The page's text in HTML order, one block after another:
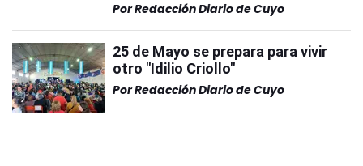
PorRedacción Diario de Cuyo
25 de Mayo se prepara para vivir
otro "Idilio Criollo"
PorRedacción Diario de Cuyo